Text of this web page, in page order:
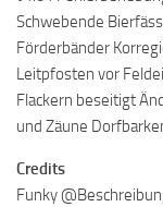
Schwebende
Förderbänder
Leitpfosten vor
Flackern beseitigt
und Zäune
Credits
Funky